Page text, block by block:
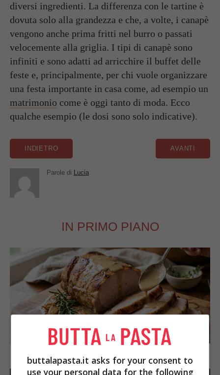
diversi ingredienti. La differenza con le tartine è
dovuta solo alla grandezza e che, a volte, i canapè
vengono anche prima fritti nel burro o passati
velocemente alla griglia. I tipi di canapè sono
infiniti e sono adatti ad arricchire il buffet delle
feste e, principalmente, per chi vuole organizzare
una festa importante in casa come, ad esempio un
matrimonio come è oggi tanto di moda. Ecco
qualche esempio (le dosi sono solo indicative).
Parole di Lucia
IN PRIMO PIANO
SECONDI PIATTI
Arista di maiale al latte
buttalapasta.it asks for your consent to
use your personal data for the following